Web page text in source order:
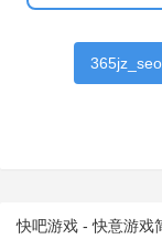
快吧游戏 - 快意游戏